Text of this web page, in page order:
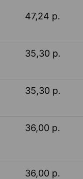
47,24 р.
35,30 р.
35,30 р.
36,00 р.
36,00 р.